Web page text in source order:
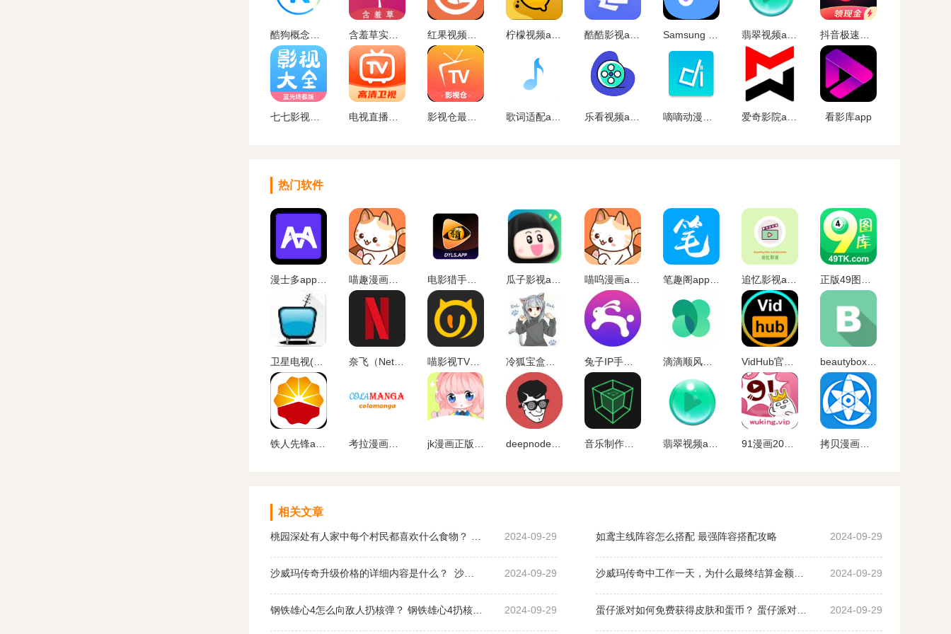
酷狗概念版下载安装安卓最新版 含羞草实验室免费进入下载 红果视频播放器app下载 柠檬视频app下载 酷酷影视app官方版下载 Samsung Music正版下载 翡翠视频app官网下载 抖音极速版下载
七七影视大全安卓版 电视直播软件TV版 影视仓最新配置接口版2024 歌词适配app最新版下载2024 乐看视频app官方下载最新版2024 嘀嘀动漫官方正版下载安装 爱奇影院app2024 看影库app
热门软件
漫士多app官网下载 喵趣漫画最新版 电影猎手手机版软件下载 瓜子影视app官网版 喵呜漫画app下载最新版 笔趣阁app官方蓝色旧版无广告版下载 追忆影视app官方下载最新版 正版49图库app下载
卫星电视(Satellite TV) 奈飞（Netflix）App官网版下载中文版下载 喵影视TV版apk 冷狐宝盒官网最新版下载 兔子IP手机版下载 滴滴顺风车app VidHub官方最新版 beautybox最新版本安装
铁人先锋app下载官网版 考拉漫画官方平台下载 jk漫画正版下载 deepnode手机官方下载 音乐制作工坊下载破 解版 翡翠视频app官网下载 91漫画2023最新版下载 拷贝漫画最新版本
相关文章
2024-09-29
桃园深处有人家中每个村民都喜欢什么食物？ 桃园深处有人家村民喜好物大全 2024-09-29
如鸢主线阵容怎么搭配 最强阵容搭配攻略
2024-09-29
沙威玛传奇升级价格的详细内容是什么？ 沙威玛传奇升级的价格一览 2024-09-29
沙威玛传奇中工作一天，为什么最终结算金额为0？ 沙威玛传奇收入为0原因
2024-09-29
钢铁雄心4怎么向敌人扔核弹？ 钢铁雄心4扔核弹教程 2024-09-29
蛋仔派对如何免费获得皮肤和蛋币？ 蛋仔派对免费获得皮肤和蛋币攻略大全